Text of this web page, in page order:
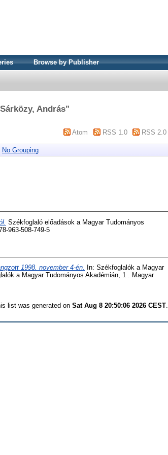
Browse by Publisher
Sárközy, András"
Atom RSS 1.0 RSS 2.0
No Grouping
Székfoglaló előadások a Magyar Tudományos
963-508-749-5
1998. november 4-én.
In: Székfoglalók a Magyar
a Magyar Tudományos Akadémián, 1 . Magyar
list was generated on Sat Aug 8 20:50:06 2026 CEST.